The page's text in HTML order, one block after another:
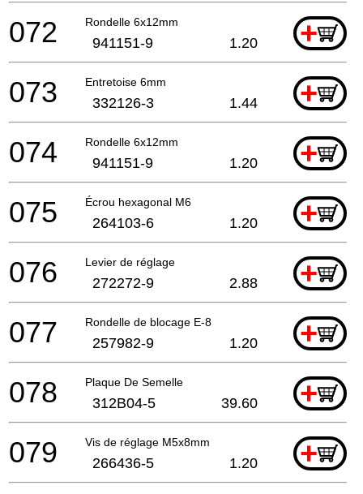
Rondelle 6x12mm +
072 941151-9 1.20
Entretoise 6mm +
073 332126-3 1.44
Rondelle 6x12mm +
074 941151-9 1.20
Écrou hexagonal M6 +
075 264103-6 1.20
Levier de réglage +
076 272272-9 2.88
Rondelle de blocage E-8 +
077 257982-9 1.20
Plaque De Semelle +
078 312B04-5 39.60
Vis de réglage M5x8mm +
079 266436-5 1.20